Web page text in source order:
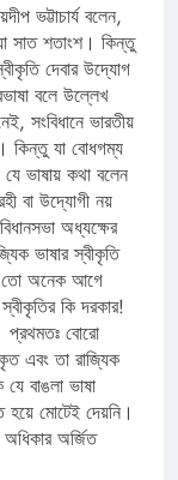
ভট্টাচার্য বলেন,
সাত শতাংশ। কিন্তু
দেবার উদ্যোগ
বলে উল্লেখ
সংবিধানে ভারতীয়
কিন্তু যা বোধগম্য
ভাষায় কথা বলেন
বা উদ্যোগী নয়
অধ্যক্ষের
ভাষার স্বীকৃতি
তো অনেক আগে
কি দরকার!
প্রথমতঃ বোরো
এবং তা রাজ্যিক
বাঙলা ভাষা
হয়ে মোটেই দেয়নি।
অর্জিত